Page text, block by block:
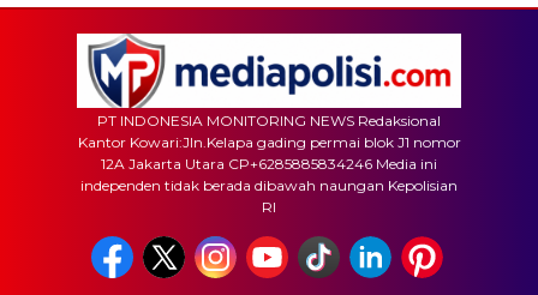
PT INDONESIA MONITORING NEWS Redaksional
Kantor Kowari:Jln.Kelapa gading permai blok J1 nomor
12A Jakarta Utara CP+6285885834246 Media ini
independen tidak berada dibawah naungan Kepolisian
RI